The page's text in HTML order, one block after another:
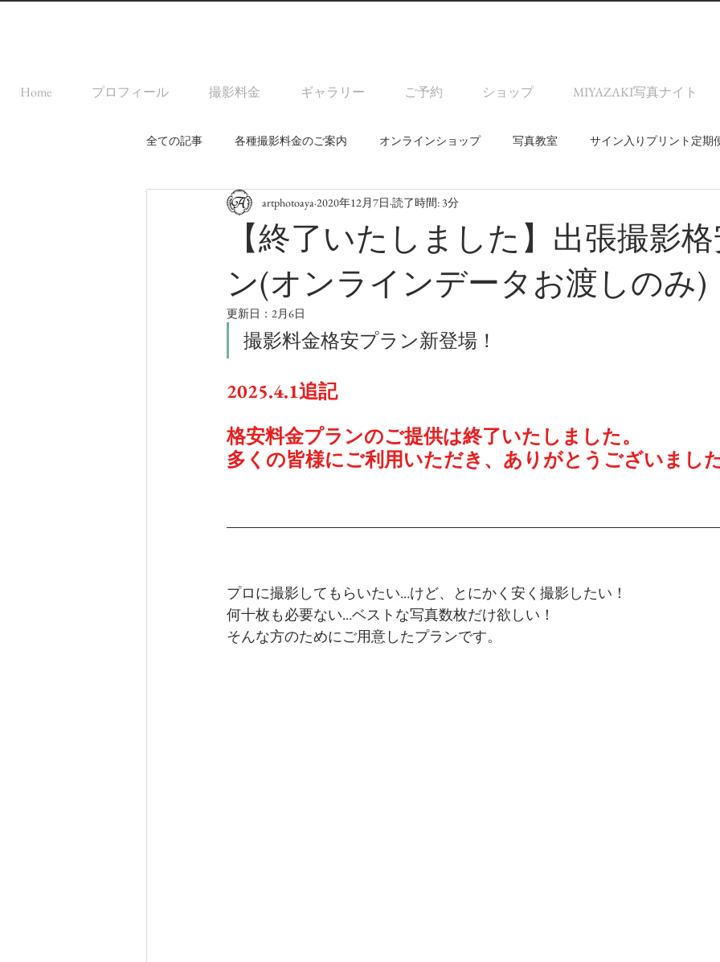
Home プロフィール 撮影料金 ギャラリー ご予約 ショップ MIYAZAKI写真ナイト
全ての記事 各種撮影料金のご案内 オンラインショップ 写真教室 サイン入りプリント定期
MIYAZAKI写真ナイト
【終了いたしました】出張撮影
ン(オンラインデータお渡しのみ)
artphotoaya 2020年12月7日 読了時間: 3分
更新日： 2月6日
撮影料金格安プラン新登場！
2025.4.1追記
格安料金プランのご提供は終了いたしました。
多くの皆様にご利用いただき、ありがとうございまし
プロに撮影してもらいたい…けど、とにかく安く撮影したい！
何十枚も必要ない…ベストな写真数枚だけ欲しい！
そんな方のためにご用意したプランです。